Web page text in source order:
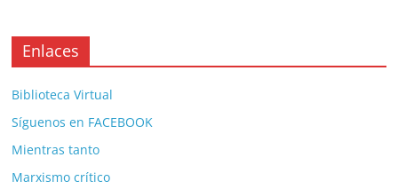
Enlaces
Biblioteca Virtual
Síguenos en FACEBOOK
Mientras tanto
Marxismo crítico